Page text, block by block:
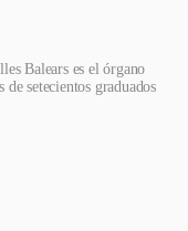
Balears es el órgano
setecientos graduados